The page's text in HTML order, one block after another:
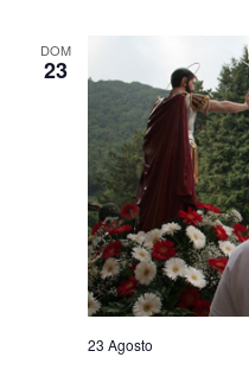
DOM
23
23 Agosto